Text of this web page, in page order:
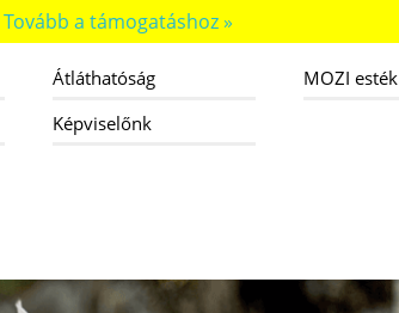
Tovább a támogatáshoz »
Átláthatóság
Képviselőnk
MOZI esték